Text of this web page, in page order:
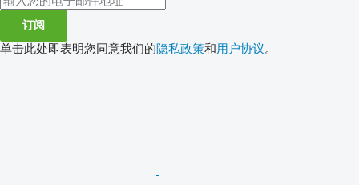
订阅
单击此处即表明您同意我们的隐私政策和用户协议。